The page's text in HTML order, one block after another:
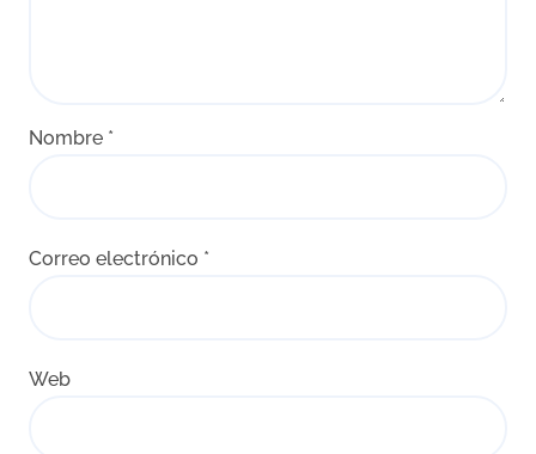
Nombre *
Correo electrónico *
Web